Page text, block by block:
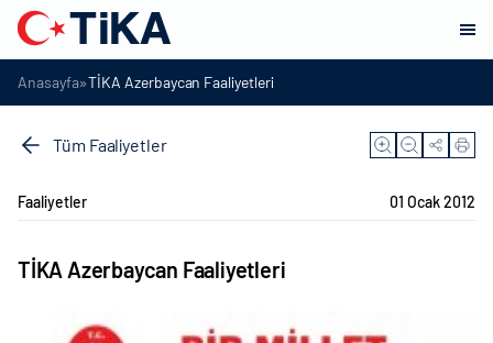
Anasayfa»TİKA Azerbaycan Faaliyetleri
Tüm Faaliyetler
Faaliyetler 01 Ocak 2012
TİKA Azerbaycan Faaliyetleri